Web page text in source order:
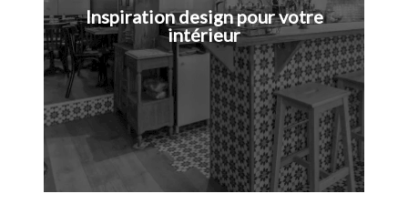
Inspiration design pour votre
intérieur